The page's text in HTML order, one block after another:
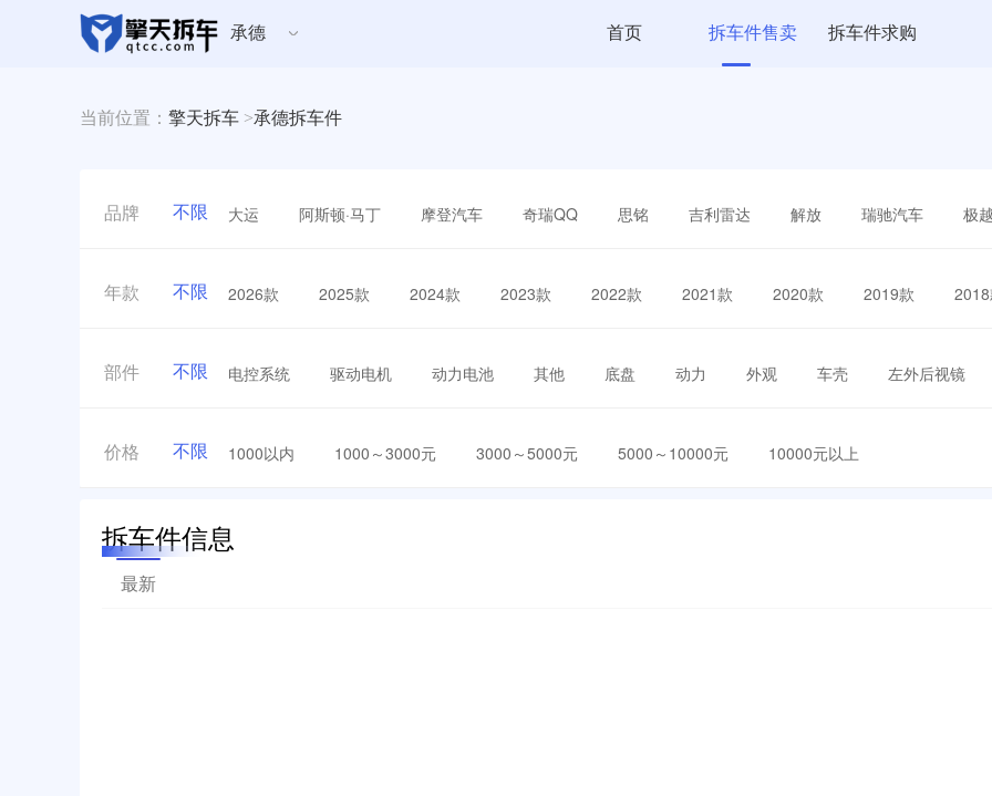
承德 首页 拆车件售卖 拆车件求购
当前位置： 擎天拆车 >承德拆车件
品牌 不限 大运 阿斯顿·马丁 摩登汽车 奇瑞QQ 思铭 吉利雷达 解放 瑞驰汽车 极
年款 不限 2026款 2025款 2024款 2023款 2022款 2021款 2020款 2019款
部件 不限 电控系统 驱动电机 动力电池 其他 底盘 动力 外观 车壳 左外后视镜
价格 不限 1000以内 1000～3000元 3000～5000元 5000～10000元 10000元以上
拆车件信息
最新